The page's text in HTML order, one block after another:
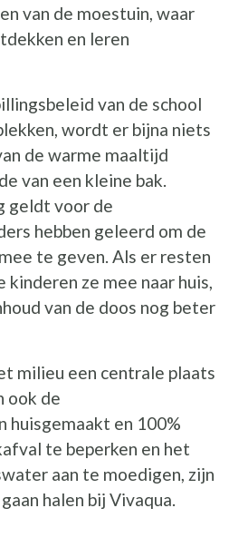
van de moestuin, waar
en leren
van de school
wordt er bijna niets
de warme maaltijd
van een kleine bak.
geldt voor de
hebben geleerd om de
te geven. Als er resten
kinderen ze mee naar huis,
van de doos nog beter
milieu een centrale plaats
ook de
huisgemaakt en 100%
te beperken en het
aan te moedigen, zijn
halen bij Vivaqua.